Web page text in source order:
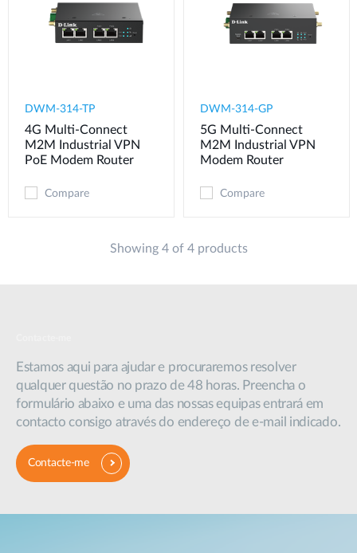
DWM-314-TP
4G Multi-Connect
M2M Industrial VPN
PoE Modem​ Router
Compare
DWM-314-GP
5G Multi-Connect
M2M Industrial VPN
Modem​ Router
Compare
Showing 4 of 4 products
Estamos aqui para ajudar e procuraremos resolver
qualquer questão no prazo de 48 horas. Preencha o
formulário abaixo e uma das nossas equipas entrará em
contacto consigo através do endereço de e-mail indicado.
Contacte-me